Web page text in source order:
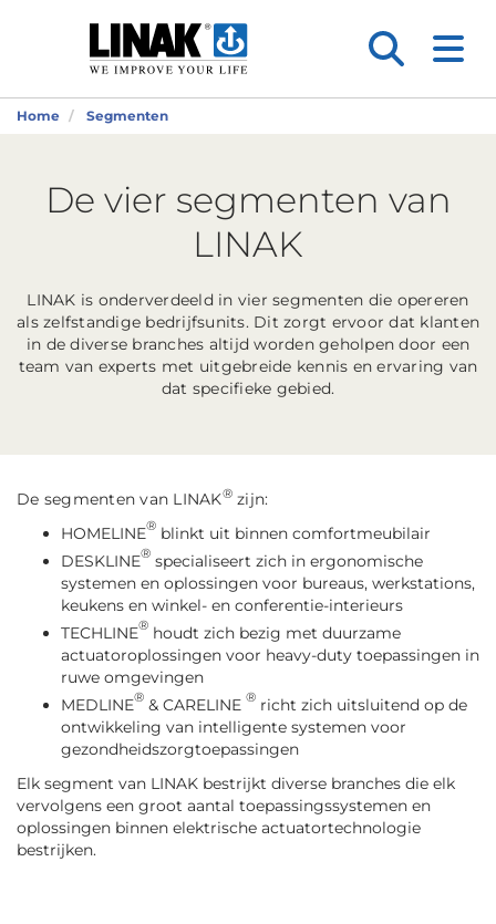
Home Segmenten
De vier segmenten van
LINAK
LINAK is onderverdeeld in vier segmenten die opereren
als zelfstandige bedrijfsunits. Dit zorgt ervoor dat klanten
in de diverse branches altijd worden geholpen door een
team van experts met uitgebreide kennis en ervaring van
dat specifieke gebied.
De segmenten van LINAK®zijn:
HOMELINE® blinkt uit binnen comfortmeubilair
DESKLINE® specialiseert zich in ergonomische
systemen en oplossingen voor bureaus, werkstations,
keukens en winkel- en conferentie-interieurs
TECHLINE® houdt zich bezig met duurzame
actuatoroplossingen voor heavy-duty toepassingen in
ruwe omgevingen
MEDLINE® & CARELINE ® richt zich uitsluitend op de
ontwikkeling van intelligente systemen voor
gezondheidszorgtoepassingen
Elk segment van LINAK bestrijkt diverse branches die elk
vervolgens een groot aantal toepassingssystemen en
oplossingen binnen elektrische actuatortechnologie
bestrijken.